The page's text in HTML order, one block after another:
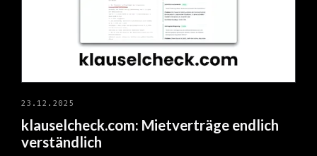
23.12.2025
klauselcheck.com: Mietverträge endlich
verständlich